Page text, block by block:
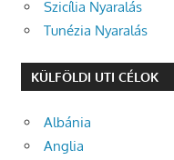
Szicília Nyaralás
Tunézia Nyaralás
KÜLFÖLDI UTI CÉLOK
Albánia
Anglia